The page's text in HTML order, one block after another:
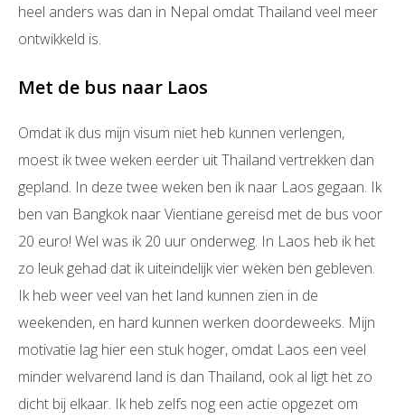
heel anders was dan in Nepal omdat Thailand veel meer
ontwikkeld is.
Met de bus naar Laos
Omdat ik dus mijn visum niet heb kunnen verlengen,
moest ik twee weken eerder uit Thailand vertrekken dan
gepland. In deze twee weken ben ik naar Laos gegaan. Ik
ben van Bangkok naar Vientiane gereisd met de bus voor
20 euro! Wel was ik 20 uur onderweg. In Laos heb ik het
zo leuk gehad dat ik uiteindelijk vier weken ben gebleven.
Ik heb weer veel van het land kunnen zien in de
weekenden, en hard kunnen werken doordeweeks. Mijn
motivatie lag hier een stuk hoger, omdat Laos een veel
minder welvarend land is dan Thailand, ook al ligt het zo
dicht bij elkaar. Ik heb zelfs nog een actie opgezet om